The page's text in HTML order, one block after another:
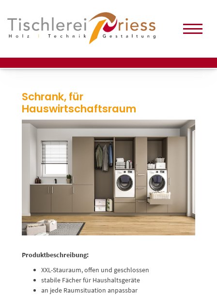
Schrank, für
Hauswirtschaftsraum
Produktbeschreibung:
XXL-Stauraum, offen und geschlossen
stabile Fächer für Haushaltsgeräte
an jede Raumsituation anpassbar